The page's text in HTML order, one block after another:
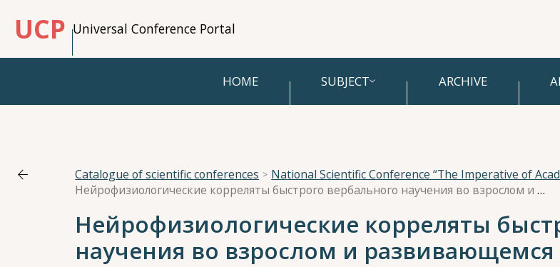
UCP Universal Conference Portal
HOME SUBJECT ARCHIVE
Catalogue of scientific conferences
Нейрофизиологические корреляты быстрого вербального научения во взрослом и развивающемся мозге
Нейрофизиологические корреляты
научения во взрослом и развивающемся